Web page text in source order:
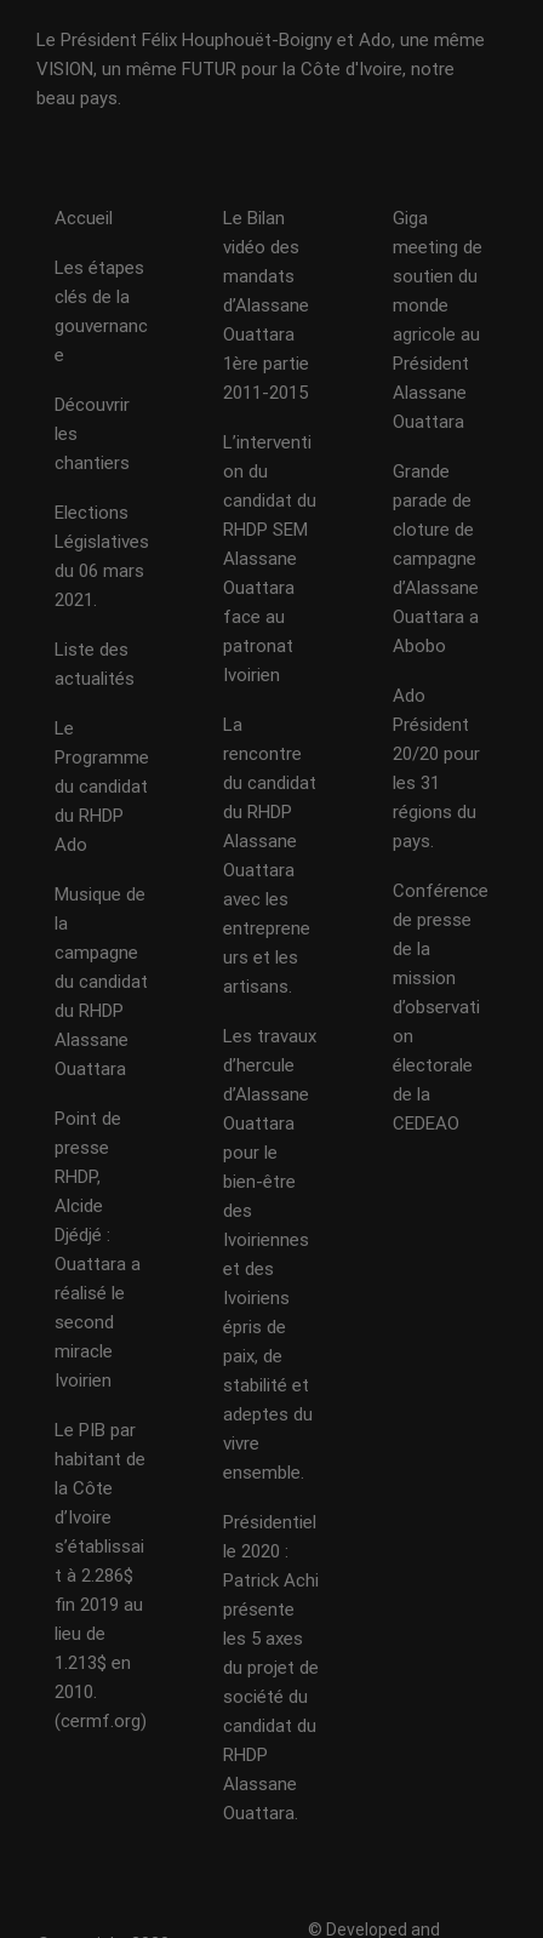
Le Président Félix Houphouët-Boigny et Ado, une même
VISION, un même FUTUR pour la Côte d'Ivoire, notre
beau pays.
Accueil
Les étapes
clés de la
gouvernanc
e
Découvrir
les
chantiers
Elections
Législatives
du 06 mars
2021.
Liste des
actualités
Le
Programme
du candidat
du RHDP
Ado
Musique de
la
campagne
du candidat
du RHDP
Alassane
Ouattara
Point de
presse
RHDP,
Alcide
Djédjé :
Ouattara a
réalisé le
second
miracle
Ivoirien
Le PIB par
habitant de
la Côte
d’Ivoire
s’établissai
t à 2.286$
fin 2019 au
lieu de
1.213$ en
2010.
(cermf.org)
Le Bilan
vidéo des
mandats
d’Alassane
Ouattara
1ère partie
2011-2015
L’interventi
on du
candidat du
RHDP SEM
Alassane
Ouattara
face au
patronat
Ivoirien
La
rencontre
du candidat
du RHDP
Alassane
Ouattara
avec les
entreprene
urs et les
artisans.
Les travaux
d’hercule
d’Alassane
Ouattara
pour le
bien-être
des
Ivoiriennes
et des
Ivoiriens
épris de
paix, de
stabilité et
adeptes du
vivre
ensemble.
Présidentiel
le 2020 :
Patrick Achi
présente
les 5 axes
du projet de
société du
candidat du
RHDP
Alassane
Ouattara.
Giga
meeting de
soutien du
monde
agricole au
Président
Alassane
Ouattara
Grande
parade de
cloture de
campagne
d’Alassane
Ouattara a
Abobo
Ado
Président
20/20 pour
les 31
régions du
pays.
Conférence
de presse
de la
mission
d’observati
on
électorale
de la
CEDEAO
© Developed and